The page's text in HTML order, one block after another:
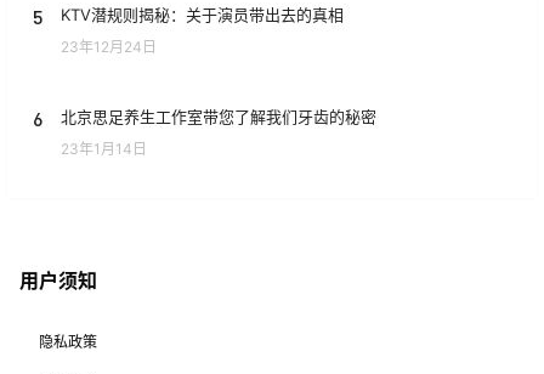
5 KTV潜规则揭秘：关于演员带出去的真相
23年12月24日
6 北京思足养生工作室带您了解我们牙齿的秘密
23年1月14日
用户须知
隐私政策